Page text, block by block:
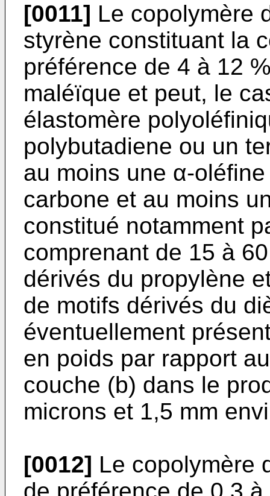
[0011] Le copolymère
styrène constituant la
préférence de 4 à 12
maléïque et peut, le
élastomère
polybutadiene ou un
au moins une α-
carbone et au moins
constitué notamment
comprenant de 15 à
dérivés du propylène
de motifs dérivés du
éventuellement
en poids par rapport
couche (b) dans le
microns et 1,5 mm
[0012] Le copolymère